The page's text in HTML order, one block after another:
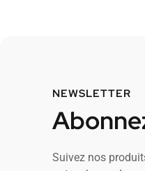
NEWSLETTER
Suivez nos